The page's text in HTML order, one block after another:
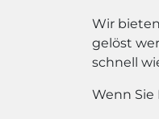
Wir
gelöst
schnell
Wenn